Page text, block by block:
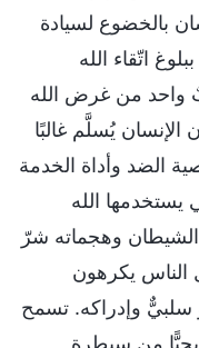
بالخضوع لسيادة
اتّقاء الله
واحد من غرض الله
يُسلَّم غالبًا
الضد وأداة الخدمة
الله
وهجماته شرّ
الناس يكرهون
وإدراكه. تسمح
من سيطرة